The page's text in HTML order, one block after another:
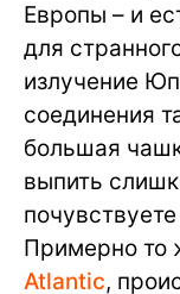
Европы – и
для
излучение
соединения
большая
выпить
Примерно то
Atlantic,